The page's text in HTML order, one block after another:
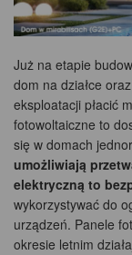
Już na etapie
dom na działce
eksploatacji płacić
fotowoltaiczne to
się w domach
umożliwiają
elektryczną to
wykorzystywać do
urządzeń. Panele
okresie letnim